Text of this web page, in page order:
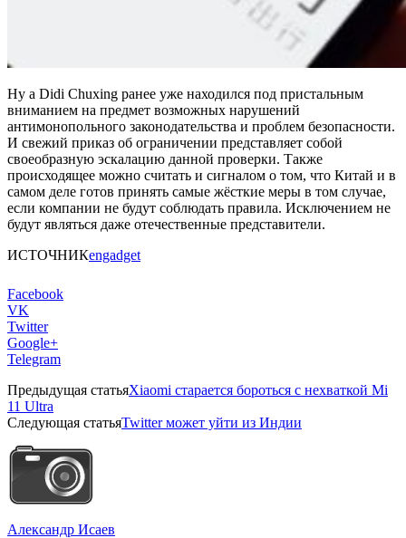
Ну а Didi Chuxing ранее уже находился под пристальным
вниманием на предмет возможных нарушений
антимонопольного законодательства и проблем безопасности.
И свежий приказ об ограничении представляет собой
своеобразную эскалацию данной проверки. Также
происходящее можно считать и сигналом о том, что Китай и в
самом деле готов принять самые жёсткие меры в том случае,
если компании не будут соблюдать правила. Исключением не
будут являться даже отечественные представители.
ИСТОЧНИКengadget
Facebook
VK
Twitter
Google+
Telegram
Предыдущая статьяXiaomi старается бороться с нехваткой Mi
11 Ultra
Следующая статьяTwitter может уйти из Индии
Александр Исаев